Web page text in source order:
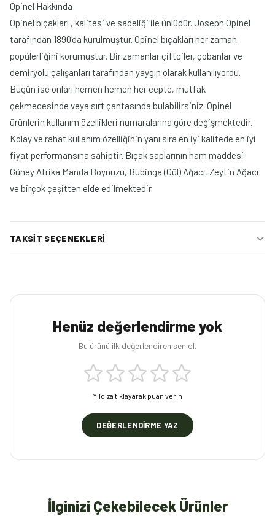
Opinel Hakkında
Opinel bıçakları , kalitesi ve sadeliği ile ünlüdür. Joseph Opinel
tarafından 1890'da kurulmuştur. Opinel bıçakları her zaman
popülerliğini korumuştur. Bir zamanlar çiftçiler, çobanlar ve
demiryolu çalışanları tarafından yaygın olarak kullanılıyordu.
Bugün ise onları hemen hemen her cepte, mutfak
çekmecesinde veya sırt çantasında bulabilirsiniz. Opinel
ürünlerin kullanım özellikleri numaralarına göre değişmektedir.
Kolay ve rahat kullanım özelliğinin yanı sıra en iyi kalitede en iyi
fiyat performansına sahiptir. Bıçak saplarının ham maddesi
Güney Afrika Manda Boynuzu, Bubinga (Gül) Ağacı, Zeytin Ağacı
ve birçok çeşitten elde edilmektedir.
TAKSIT SEÇENEKLERI
Henüz değerlendirme yok
Bu ürünü ilk değerlendiren sen ol.
Yıldıza tıklayarak puan verin
DEĞERLENDIRME YAZ
İlginizi Çekebilecek Ürünler